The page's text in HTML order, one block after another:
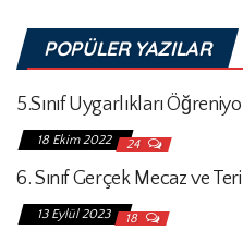
POPÜLER YAZILAR
5.Sınıf Uygarlıkları
18 Ekim 2022 24
6. Sınıf Gerçek Mecaz ve
13 Eylül 2023 18